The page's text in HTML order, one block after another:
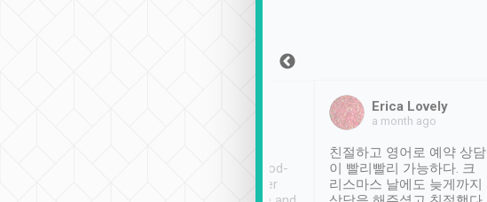
service, vehicles in good-
condition and the driver
Erica Lovely
a month ago
친절하고 영어로 예약 상담
이 빨리빨리 가능하다. 크
리스마스 날에도 늦게까지